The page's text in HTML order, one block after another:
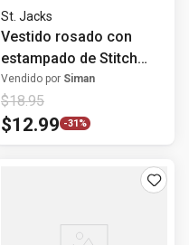
St. Jacks
Vestido rosado con
estampado de Stitch
para niña
Vendido por Siman
$18.95
$12.99 -31%